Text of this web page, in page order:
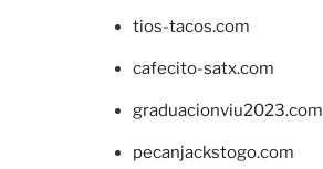
tios-tacos.com
cafecito-satx.com
graduacionviu2023.com
pecanjackstogo.com